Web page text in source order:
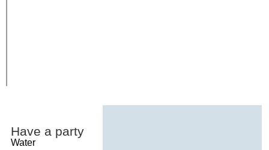
Have a party
Water